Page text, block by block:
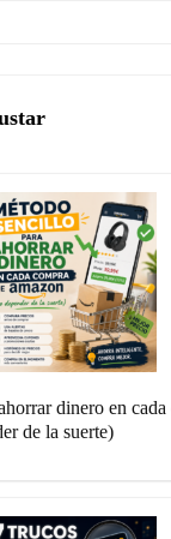
dinero en cada
de la suerte)